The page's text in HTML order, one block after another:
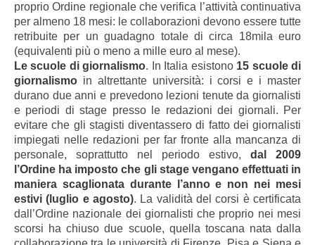
proprio Ordine regionale che verifica l’attività continuativa
per almeno 18 mesi: le collaborazioni devono essere tutte
retribuite per un guadagno totale di circa 18mila euro
(equivalenti più o meno a mille euro al mese).
Le scuole di giornalismo. In Italia esistono 15 scuole di
giornalismo in altrettante università: i corsi e i master
durano due anni e prevedono lezioni tenute da giornalisti
e periodi di stage presso le redazioni dei giornali. Per
evitare che gli stagisti diventassero di fatto dei giornalisti
impiegati nelle redazioni per far fronte alla mancanza di
personale, soprattutto nel periodo estivo, dal 2009
l’Ordine ha imposto che gli stage vengano effettuati in
maniera scaglionata durante l’anno e non nei mesi
estivi (luglio e agosto). La validità del corsi è certificata
dall’Ordine nazionale dei giornalisti che proprio nei mesi
scorsi ha chiuso due scuole, quella toscana nata dalla